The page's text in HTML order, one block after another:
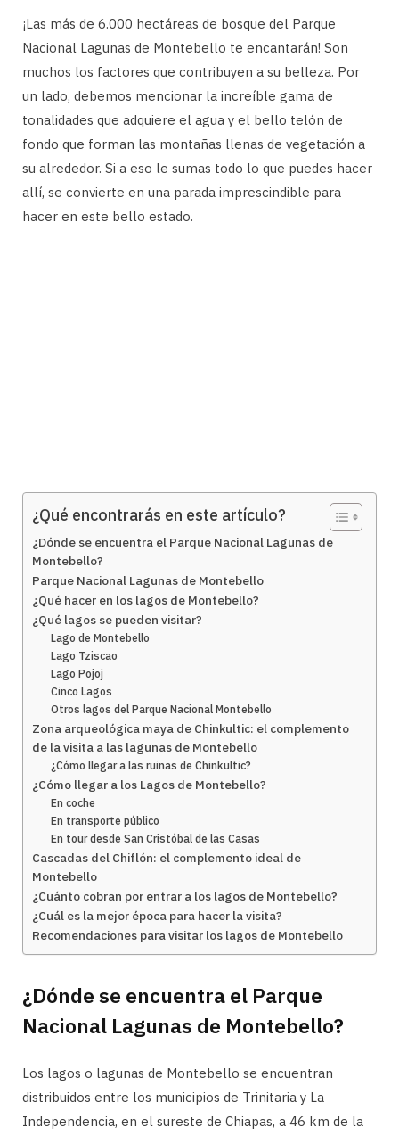
¡Las más de 6.000 hectáreas de bosque del Parque
Nacional Lagunas de Montebello te encantarán! Son
muchos los factores que contribuyen a su belleza. Por
un lado, debemos mencionar la increíble gama de
tonalidades que adquiere el agua y el bello telón de
fondo que forman las montañas llenas de vegetación a
su alrededor. Si a eso le sumas todo lo que puedes hacer
allí, se convierte en una parada imprescindible para
hacer en este bello estado.
¿Qué encontrarás en este artículo?
¿Dónde se encuentra el Parque Nacional Lagunas de
Montebello?
Parque Nacional Lagunas de Montebello
¿Qué hacer en los lagos de Montebello?
¿Qué lagos se pueden visitar?
Lago de Montebello
Lago Tziscao
Lago Pojoj
Cinco Lagos
Otros lagos del Parque Nacional Montebello
Zona arqueológica maya de Chinkultic: el complemento
de la visita a las lagunas de Montebello
¿Cómo llegar a las ruinas de Chinkultic?
¿Cómo llegar a los Lagos de Montebello?
En coche
En transporte público
En tour desde San Cristóbal de las Casas
Cascadas del Chiflón: el complemento ideal de
Montebello
¿Cuánto cobran por entrar a los lagos de Montebello?
¿Cuál es la mejor época para hacer la visita?
Recomendaciones para visitar los lagos de Montebello
¿Dónde se encuentra el Parque
Nacional Lagunas de Montebello?
Los lagos o lagunas de Montebello se encuentran
distribuidos entre los municipios de Trinitaria y La
Independencia, en el sureste de Chiapas, a 46 km de la